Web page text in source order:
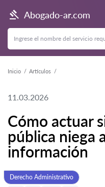
Abogado-ar.com
Inicio Artículos
11.03.2026
Cómo actuar
pública niega
información
Derecho Administrativo